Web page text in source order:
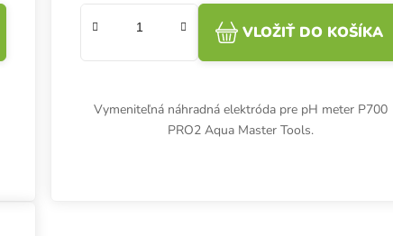
VLOŽIŤ DO KOŠÍKA
Vymeniteľná náhradná elektróda pre pH meter P700
PRO2 Aqua Master Tools.